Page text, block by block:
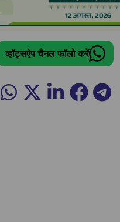
व्हॉट्सऐप चैनल फॉलो करें